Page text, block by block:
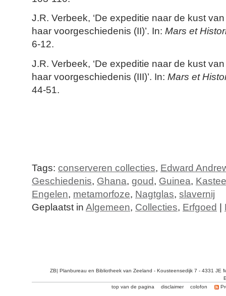
J.R. Verbeek, ‘De expeditie naar de kust
haar voorgeschiedenis (II)’. In: Mars et
6-12.
J.R. Verbeek, ‘De expeditie naar de kust
haar voorgeschiedenis (III)’. In: Mars et
44-51.
Tags: conserveren collecties, Edward
Geschiedenis, Ghana, goud, Guinea,
Engelen, metamorfoze, Nagtglas, slavernij
Geplaatst in Algemeen, Collecties, Erfgoed
ZB| Planbureau en Bibliotheek van Zeeland - Kousteensedijk 7 - 4331 JE
top van de pagina
disclaimer colofon